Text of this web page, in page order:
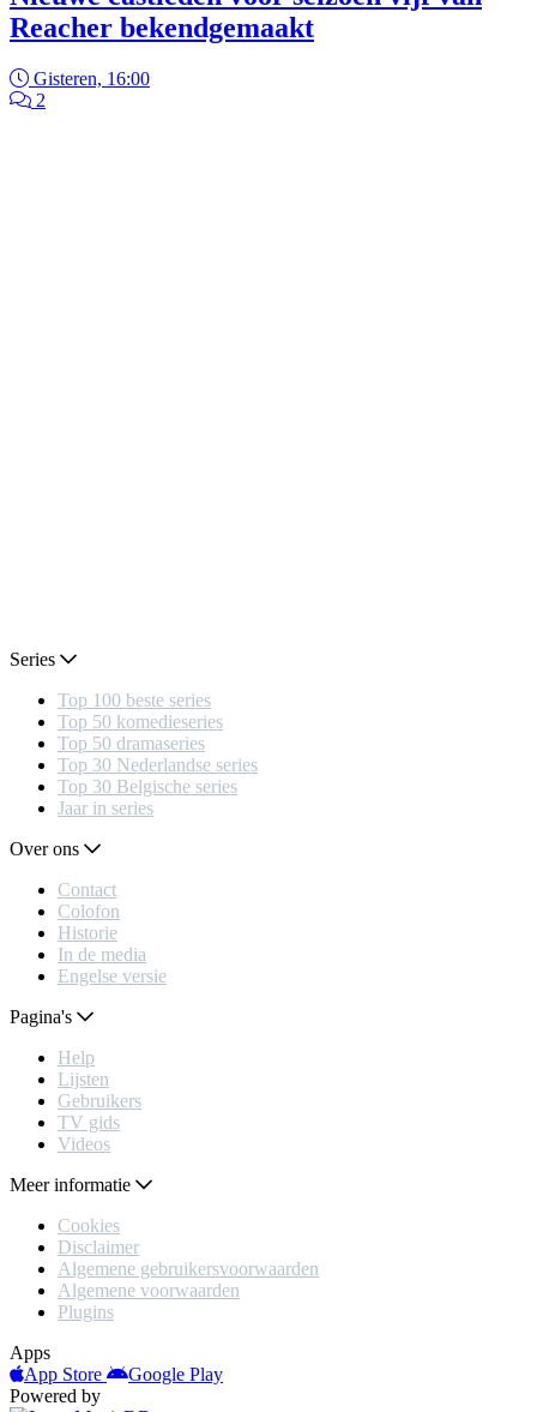
Reacher bekendgemaakt
Gisteren, 16:00
2
Series
Top 100 beste series
Top 50 komedieseries
Top 50 dramaseries
Top 30 Nederlandse series
Top 30 Belgische series
Jaar in series
Over ons
Contact
Colofon
Historie
In de media
Engelse versie
Pagina's
Help
Lijsten
Gebruikers
TV gids
Videos
Meer informatie
Cookies
Disclaimer
Algemene gebruikersvoorwaarden
Algemene voorwaarden
Plugins
Apps
App Store
Google Play
Powered by